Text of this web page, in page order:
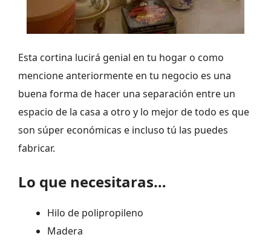
Esta cortina lucirá genial en tu hogar o como
mencione anteriormente en tu negocio es una
buena forma de hacer una separación entre un
espacio de la casa a otro y lo mejor de todo es que
son súper económicas e incluso tú las puedes
fabricar.
Lo que necesitaras…
Hilo de polipropileno
Madera